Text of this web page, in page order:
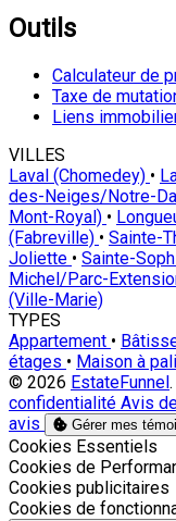
Outils
Calculateur de
Taxe de
Liens
VILLES
Laval (Chomedey) •
des-Neiges/Notre-
Mont-Royal) •
(Fabreville) • Sainte-
Joliette • Sainte-
Michel/Parc-
(Ville-Marie)
TYPES
Appartement •
étages • Maison à
© 2026 EstateFunnel
confidentialité Avis
avis
Gérer mes
Activer
Cookies Essentiels
Activer
Cookies de
Activer
Cookies publicitaires
Activer
Cookies de